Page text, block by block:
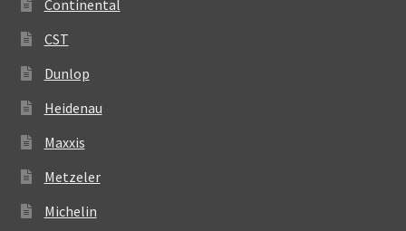
Continental
CST
Dunlop
Heidenau
Maxxis
Metzeler
Michelin